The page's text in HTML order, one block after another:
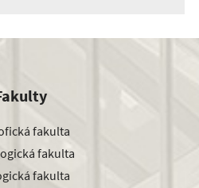
fakulta
fakulta
fakulta